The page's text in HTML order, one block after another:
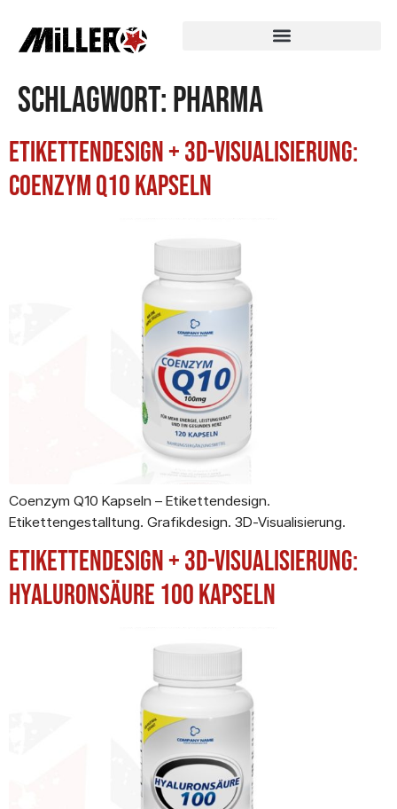
Schlagwort:Pharma
Etikettendesign + 3D-Visualisierung:
Coenzym Q10 Kapseln
Coenzym Q10 Kapseln – Etikettendesign.
Etikettengestalltung. Grafikdesign. 3D-Visualisierung.
Etikettendesign + 3D-Visualisierung:
Hyaluronsäure 100 Kapseln